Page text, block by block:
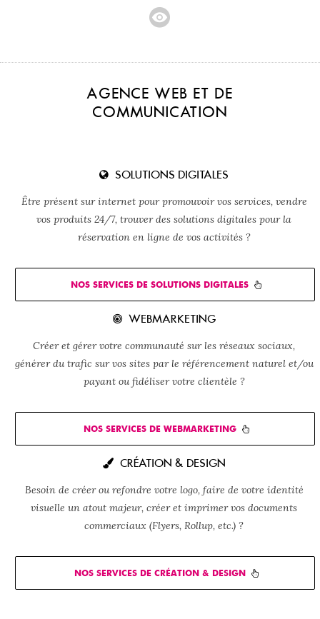
AGENCE WEB ET DE
COMMUNICATION
SOLUTIONS DIGITALES
Être présent sur internet pour promouvoir vos services, vendre
vos produits 24/7, trouver des solutions digitales pour la
réservation en ligne de vos activités ?
NOS SERVICES DE SOLUTIONS DIGITALES
WEBMARKETING
Créer et gérer votre communauté sur les réseaux sociaux,
générer du trafic sur vos sites par le référencement naturel et/ou
payant ou fidéliser votre clientèle ?
NOS SERVICES DE WEBMARKETING
CRÉATION & DESIGN
Besoin de créer ou refondre votre logo, faire de votre identité
visuelle un atout majeur, créer et imprimer vos documents
commerciaux (Flyers, Rollup, etc.) ?
NOS SERVICES DE CRÉATION & DESIGN